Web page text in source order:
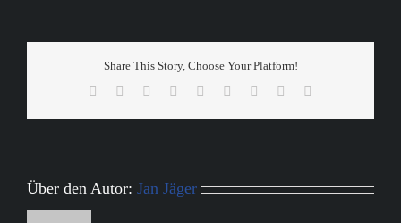
Share This Story, Choose Your Platform!
Facebook Reddit LinkedInWhatsApp
TumblrPinterest
Über den Autor: Jan Jäger